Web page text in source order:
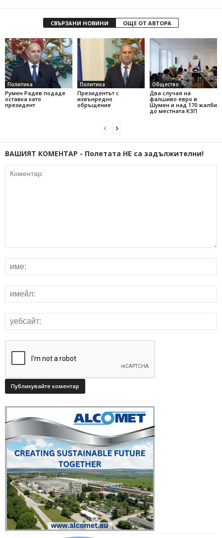
СВЪРЗАНИ НОВИНИ ОЩЕ ОТ АВТОРА
Политика
Румен Радев подаде
оставка като
президент
Политика
Президентът с
извънредно
обръщение
Общество
Два случая на
фалшиво евро в
Шумен и над 170 жалби
до местната КЗП
ВАШИЯТ КОМЕНТАР - Полетата НЕ са задължителни!